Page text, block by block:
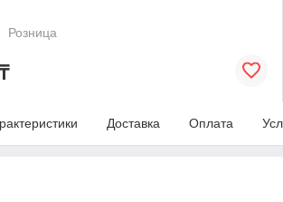
Розница
Доставка Оплата